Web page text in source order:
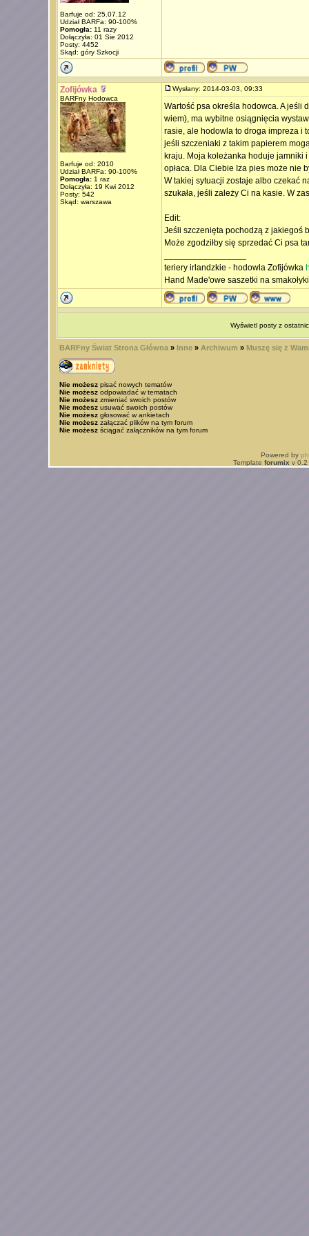
Barfuje od: 25.07.12
Udział BARFa: 90-100%
Pomogła:11 razy
Dołączyła: 01 Sie 2012
Posty: 4452
Skąd: góry Szkocji
Zofijówka
BARFny Hodowca
Barfuje od: 2010
Udział BARFa: 90-100%
Pomogła:1 raz
Dołączyła: 19 Kwi 2012
Posty: 542
Skąd: warszawa
Wysłany: 2014-03-03, 09:33
Wartość psa określa hodowca. A jeśli
wiem), ma wybitne osiągnięcia
rasie, ale hodowla to droga impreza i
jeśli szczeniaki z takim papierem
kraju. Moja koleżanka hoduje jamniki
opłaca. Dla Ciebie Iza pies może nie
W takiej sytuacji zostaje albo czekać
szukała, jeśli zależy Ci na kasie. W
Edit:
Jeśli szczenięta pochodzą z jakiegoś
Może zgodziłby się sprzedać Ci psa
teriery irlandzkie - hodowla Zofijówka
Hand Made'owe saszetki na
Wyświetl posty z
BARFny Świat Strona Główna» Inne» Archiwum » Muszę się z
Nie możeszpisać nowych tematów
Nie możeszodpowiadać w tematach
Nie możeszzmieniać swoich postów
Nie możeszusuwać swoich postów
Nie możeszgłosować w ankietach
Nie możeszzałączać plików na tym forum
Nie możeszściągać załączników na tym forum
Powered by
Template forumix v 0.2